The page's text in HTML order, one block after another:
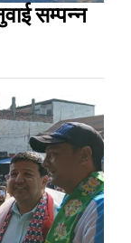
सम्पन्न